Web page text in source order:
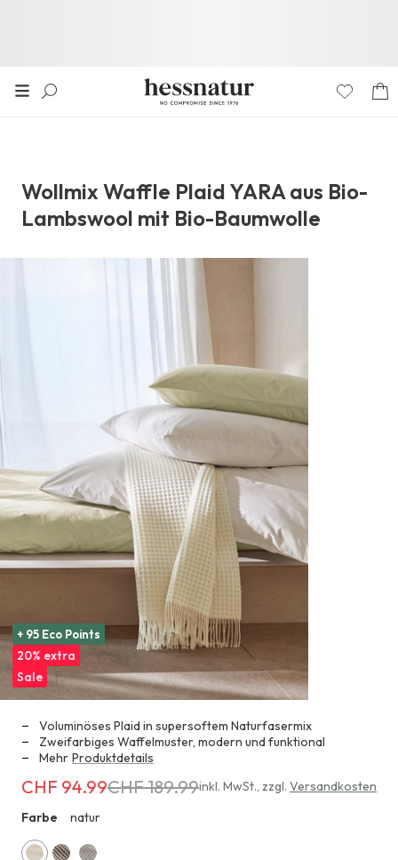
+ 95 Eco Points
20% extra
Sale
Wollmix Waffle Plaid YARA aus Bio-
Lambswool mit Bio-Baumwolle
Voluminöses Plaid in supersoftem Naturfasermix
Zweifarbiges Waffelmuster, modern und funktional
Mehr Produktdetails
Erhältlich
CHF 94.99
anstatt
CHF 189.99
CHF 94.99CHF 189.99inkl. MwSt., zzgl. Versandkosten
Farbe
natur